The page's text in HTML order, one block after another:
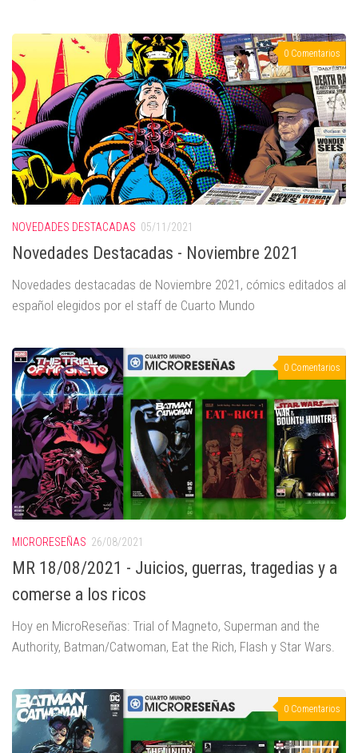
0 Comentarios
NOVEDADES DESTACADAS 05/11/2021
Novedades Destacadas - Noviembre 2021
Novedades destacadas de Noviembre 2021, cómics editados al
español elegidos por el staff de Cuarto Mundo
0 Comentarios
MICRORESEÑAS 26/08/2021
MR 18/08/2021 - Juicios, guerras, tragedias y a
comerse a los ricos
Hoy en MicroReseñas: Trial of Magneto, Superman and the
Authority, Batman/Catwoman, Eat the Rich, Flash y Star Wars.
0 Comentarios